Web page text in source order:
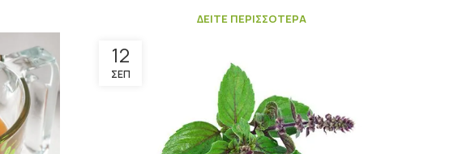
ΔΕΙΤΕ ΠΕΡΙΣΣΟΤΕΡΑ
12
ΣΕΠ